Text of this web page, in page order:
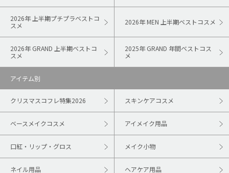
2026年 上半期プチプラベストコ
スメ
2026年 MEN 上半期ベストコスメ
2026年 GRAND 上半期ベストコ
スメ
2025年 GRAND 年間ベストコス
メ
アイテム別
クリスマスコフレ特集2026 スキンケアコスメ
ベースメイクコスメ アイメイク用品
口紅・リップ・グロス メイク小物
ネイル用品 ヘアケア用品